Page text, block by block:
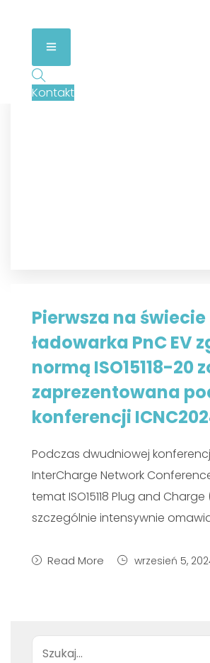
Kontakt
Pierwsza na świecie
ładowarka PnC EV
normą ISO15118-20
zaprezentowana
konferencji
Podczas dwudniowej
InterCharge Network
temat ISO15118 Plug and Charge
szczególnie intensywnie
Read More wrzesień 5,
Wyszukiwanie